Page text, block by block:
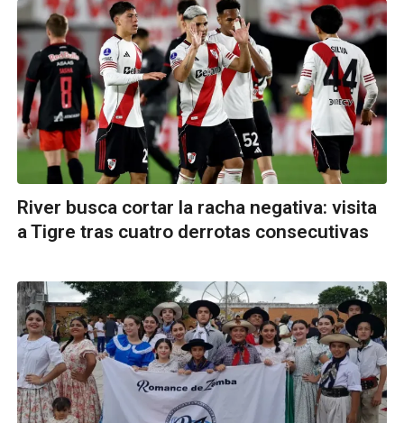
River busca cortar la racha negativa: visita
a Tigre tras cuatro derrotas consecutivas